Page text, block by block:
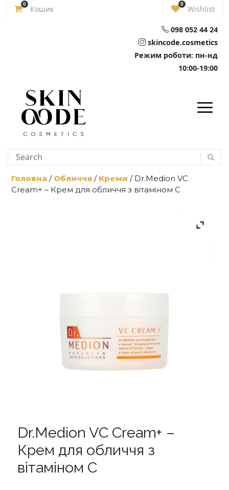
Skip
0
Кошик
0
Wishlist
098 052 44 24
skincode.cosmetics
Режим роботи: пн-нд
10:00-19:00
Головна / Обличчя / Креми / Dr.Medion VC
Cream+ – Крем для обличчя з вітаміном С
Dr.Medion VC Cream+ –
Крем для обличчя з
вітаміном С